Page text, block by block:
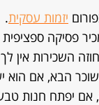
יזמות עסקית.
פסיקה
השכירות אין
הבא, אם הוא
אם יפתח חנות